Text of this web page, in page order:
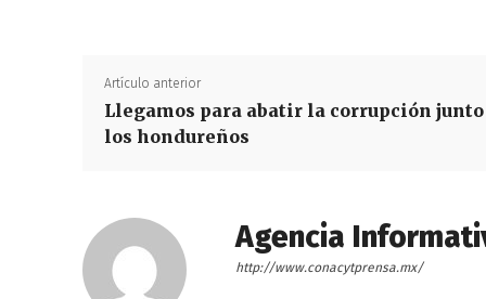
Artículo anterior
Llegamos para abatir la corrupción junto
los hondureños
Agencia
http://www.conacytprensa.mx/